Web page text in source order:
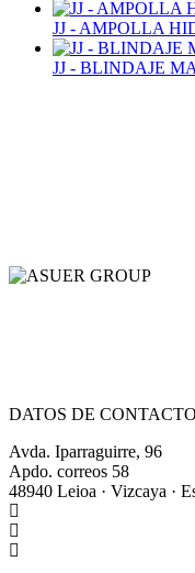
JJ - AMPOLLA
JJ - BLINDAJE
DATOS DE CONTACTO
Avda. Iparraguirre, 96
Apdo. correos 58
48940 Leioa · Vizcaya ·